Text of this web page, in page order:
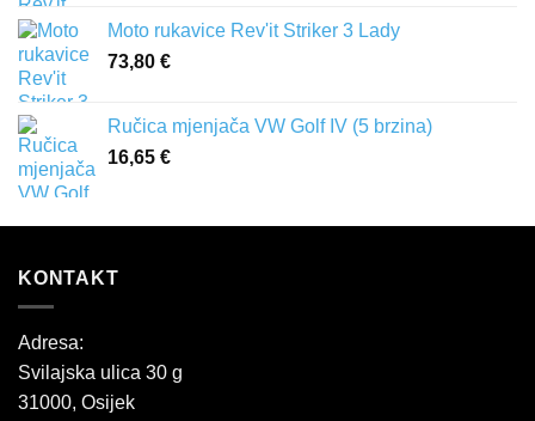
Moto rukavice Rev'it Striker 3 Lady
73,80 €
Ručica mjenjača VW Golf IV (5 brzina)
16,65 €
KONTAKT
Adresa:
Svilajska ulica 30 g
31000, Osijek